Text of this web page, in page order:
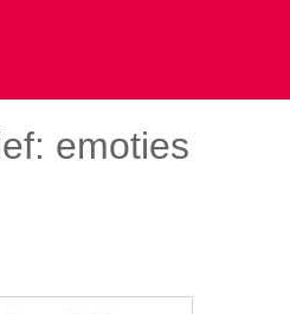
emoties